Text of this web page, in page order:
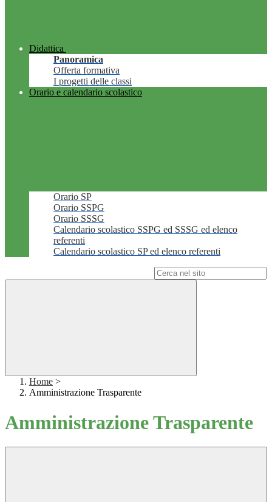
Didattica
Panoramica
Offerta formativa
I progetti delle classi
Orario e calendario scolastico
Orario SP
Orario SSPG
Orario SSSG
Calendario scolastico SSPG ed SSSG ed elenco
referenti
Calendario scolastico SP ed elenco referenti
Home >
Amministrazione Trasparente
Amministrazione Trasparente